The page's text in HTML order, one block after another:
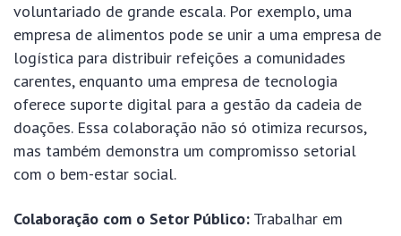
voluntariado de grande escala. Por exemplo, uma
empresa de alimentos pode se unir a uma empresa de
logística para distribuir refeições a comunidades
carentes, enquanto uma empresa de tecnologia
oferece suporte digital para a gestão da cadeia de
doações. Essa colaboração não só otimiza recursos,
mas também demonstra um compromisso setorial
com o bem-estar social.
Colaboração com o Setor Público: Trabalhar em